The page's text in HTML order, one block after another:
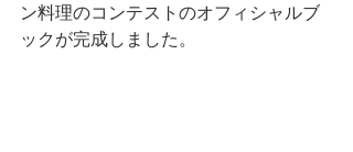
ン料理のコンテストのオフィシャルブ
ックが完成しました。